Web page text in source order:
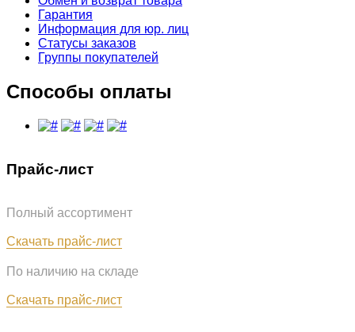
Гарантия
Информация для юр. лиц
Статусы заказов
Группы покупателей
Способы оплаты
Прайс-лист
Полный ассортимент
Скачать прайс-лист
По наличию на складе
Скачать прайс-лист